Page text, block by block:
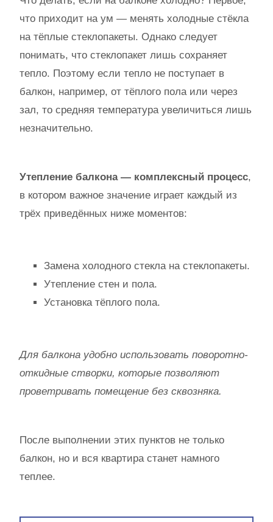
что приходит на ум — менять холодные стёкла
на тёплые стеклопакеты. Однако следует
понимать, что стеклопакет лишь сохраняет
тепло. Поэтому если тепло не поступает в
балкон, например, от тёплого пола или через
зал, то средняя температура увеличиться лишь
незначительно.
Утепление балкона — комплексный процесс,
в котором важное значение играет каждый из
трёх приведённых ниже моментов:
Замена холодного стекла на стеклопакеты.
Утепление стен и пола.
Установка тёплого пола.
Для балкона удобно использовать поворотно-
откидные створки, которые позволяют
проветривать помещение без сквозняка.
После выполнении этих пунктов не только
балкон, но и вся квартира станет намного
теплее.